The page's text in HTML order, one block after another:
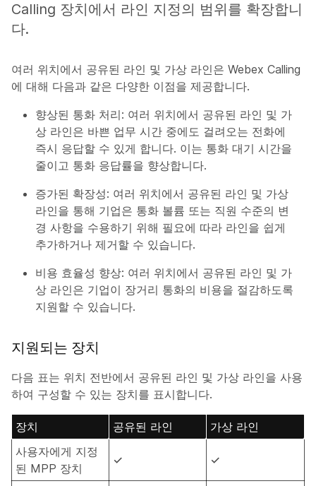
Calling 장치에서 라인 지정의 범위를 확장합니
다.
여러 위치에서 공유된 라인 및 가상 라인은 Webex Calling
에 대해 다음과 같은 다양한 이점을 제공합니다.
향상된 통화 처리: 여러 위치에서 공유된 라인 및 가
상 라인은 바쁜 업무 시간 중에도 걸려오는 전화에
즉시 응답할 수 있게 합니다. 이는 통화 대기 시간을
줄이고 통화 응답률을 향상합니다.
증가된 확장성: 여러 위치에서 공유된 라인 및 가상
라인을 통해 기업은 통화 볼륨 또는 직원 수준의 변
경 사항을 수용하기 위해 필요에 따라 라인을 쉽게
추가하거나 제거할 수 있습니다.
비용 효율성 향상: 여러 위치에서 공유된 라인 및 가
상 라인은 기업이 장거리 통화의 비용을 절감하도록
지원할 수 있습니다.
지원되는 장치
다음 표는 위치 전반에서 공유된 라인 및 가상 라인을 사용
하여 구성할 수 있는 장치를 표시합니다.
장치 공유된 라인
가상 라인
사용자에게 지정
된 MPP 장치
✓ ✓